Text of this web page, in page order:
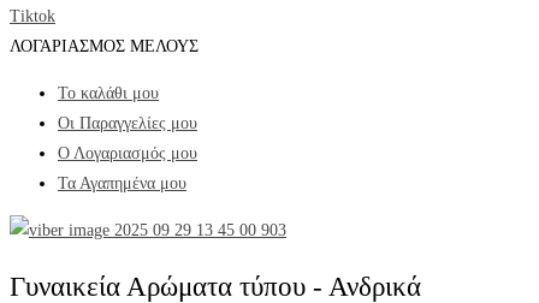
Tiktok
ΛΟΓΑΡΙΑΣΜΟΣ ΜΕΛΟΥΣ
Το καλάθι μου
Οι Παραγγελίες μου
Ο Λογαριασμός μου
Τα Αγαπημένα μου
Γυναικεία Αρώματα τύπου - Ανδρικά